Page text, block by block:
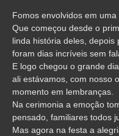
Fomos envolvidos em
Que começou desde o
linda história deles, depois
foram dias incríveis sem
E logo chegou o grande
ali estávamos, com nosso
momento em lembranças.
Na cerimonia a emoção
pensado, familiares todos
Mas agora na festa a